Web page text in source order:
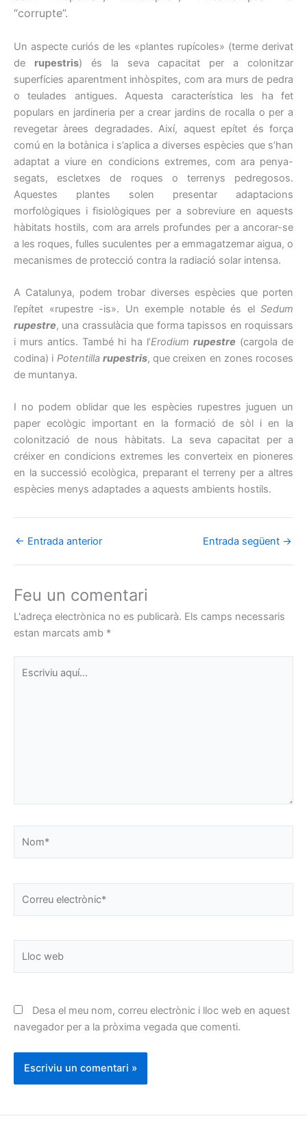
“corrupte”.
Un aspecte curiós de les «plantes rupícoles» (terme derivat
de rupestris) és la seva capacitat per a colonitzar
superfícies aparentment inhòspites, com ara murs de pedra
o teulades antigues. Aquesta característica les ha fet
populars en jardineria per a crear jardins de rocalla o per a
revegetar àrees degradades. Així, aquest epítet és força
comú en la botànica i s’aplica a diverses espècies que s’han
adaptat a viure en condicions extremes, com ara penya-
segats, escletxes de roques o terrenys pedregosos.
Aquestes plantes solen presentar adaptacions
morfològiques i fisiològiques per a sobreviure en aquests
hàbitats hostils, com ara arrels profundes per a ancorar-se
a les roques, fulles suculentes per a emmagatzemar aigua, o
mecanismes de protecció contra la radiació solar intensa.
A Catalunya, podem trobar diverses espècies que porten
l’epítet «rupestre -is». Un exemple notable és el Sedum
rupestre, una crassulàcia que forma tapissos en roquissars
i murs antics. També hi ha l’Erodium rupestre (cargola de
codina) i Potentilla rupestris, que creixen en zones rocoses
de muntanya.
I no podem oblidar que les espècies rupestres juguen un
paper ecològic important en la formació de sòl i en la
colonització de nous hàbitats. La seva capacitat per a
créixer en condicions extremes les converteix en pioneres
en la successió ecològica, preparant el terreny per a altres
espècies menys adaptades a aquests ambients hostils.
← Entrada anterior Entrada següent →
Feu un comentari
L'adreça electrònica no es publicarà. Els camps necessaris
estan marcats amb *
aquí…
electrònic*
web
Desa el meu nom, correu electrònic i lloc web en aquest
navegador per a la pròxima vegada que comenti.